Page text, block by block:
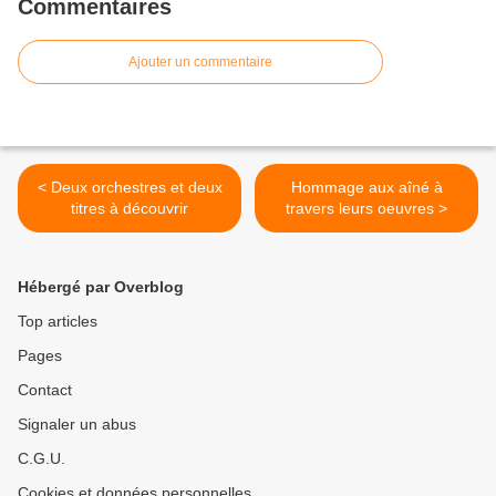
Commentaires
Ajouter un commentaire
< Deux orchestres et deux
titres à découvrir
Hommage aux aîné à
travers leurs oeuvres >
Hébergé par Overblog
Top articles
Pages
Contact
Signaler un abus
C.G.U.